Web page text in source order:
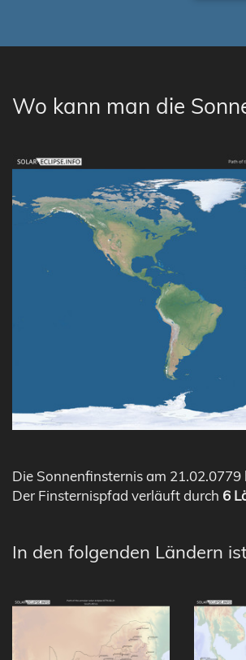
Wo kann man die
Die Sonnenfinsternis am 21.02.0779
Der Finsternispfad verläuft durch 6
In den folgenden Ländern